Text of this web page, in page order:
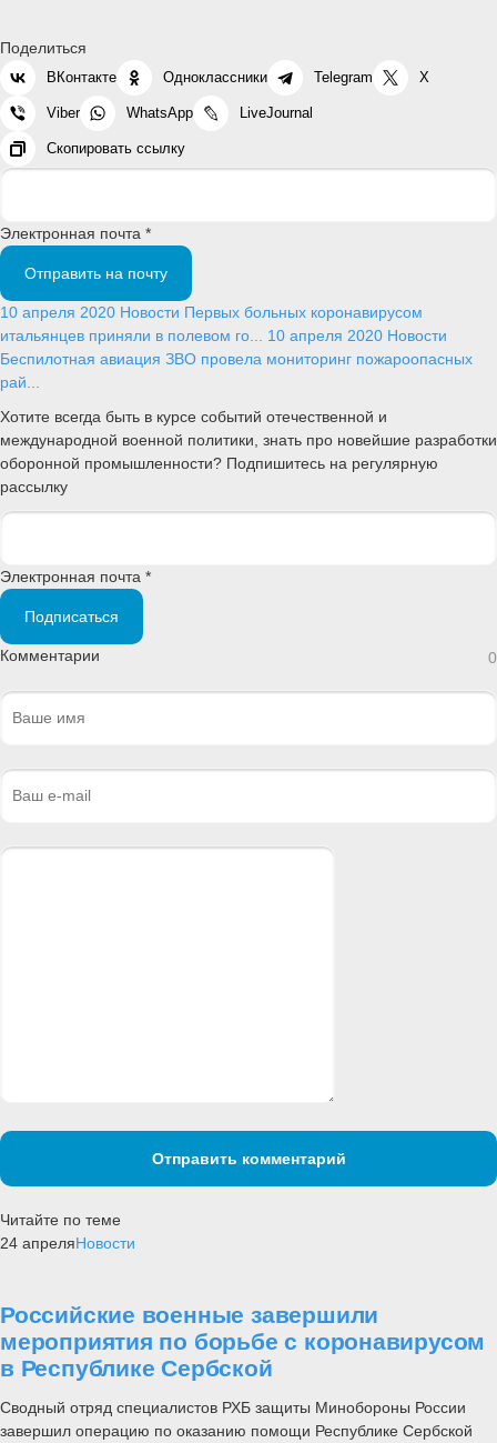
Поделиться
ВКонтакте Одноклассники Telegram X
Viber WhatsApp LiveJournal
Скопировать ссылку
Электронная почта *
Отправить на почту
10 апреля 2020 Новости Первых больных коронавирусом
итальянцев приняли в полевом го... 10 апреля 2020 Новости
Беспилотная авиация ЗВО провела мониторинг пожароопасных
рай...
Хотите всегда быть в курсе событий отечественной и
международной военной политики, знать про новейшие разработки
оборонной промышленности? Подпишитесь на регулярную
рассылку
Электронная почта *
Подписаться
Комментарии 0
Отправить комментарий
Читайте по теме
24 апреляНовости
Российские военные завершили
мероприятия по борьбе с коронавирусом
в Республике Сербской
Сводный отряд специалистов РХБ защиты Минобороны России
завершил операцию по оказанию помощи Республике Сербской